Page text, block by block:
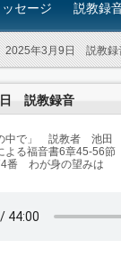
ッセージ 説教録
2025年3月9日 説教録
説教録音
の中で」 説教者 池
る福音書6章45-56節
わが身の望みは